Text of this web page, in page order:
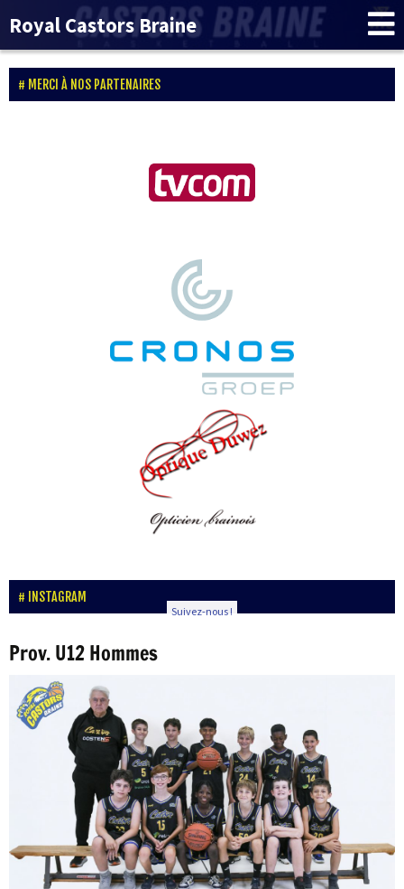
Royal Castors Braine
MERCI À NOS PARTENAIRES
INSTAGRAM
Suivez-nous !
Prov. U12 Hommes